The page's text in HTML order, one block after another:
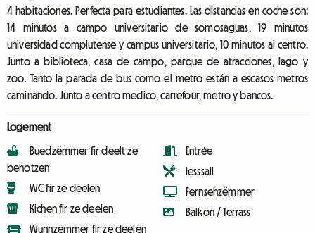
4 habitaciones. Perfecta para estudiantes. Las distancias en coche son:
14 minutos a campo universitario de somosaguas, 19 minutos
universidad complutense y campus universitario, 10 minutos al centro.
Junto a biblioteca, casa de campo, parque de atracciones, lago y
zoo. Tanto la parada de bus como el metro están a escasos metros
caminando. Junto a centro medico, carrefour, metro y bancos.
Logement
Buedzëmmer fir deelt ze
benotzen
WC fir ze deelen
Kichen fir ze deelen
Wunnzëmmer fir ze deelen
Entrée
Iesssall
Fernsehzëmmer
Balkon / Terrass